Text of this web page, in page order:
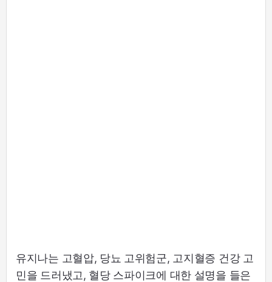
유지나는 고혈압, 당뇨 고위험군, 고지혈증 건강 고
민을 드러냈고, 혈당 스파이크에 대한 설명을 들은